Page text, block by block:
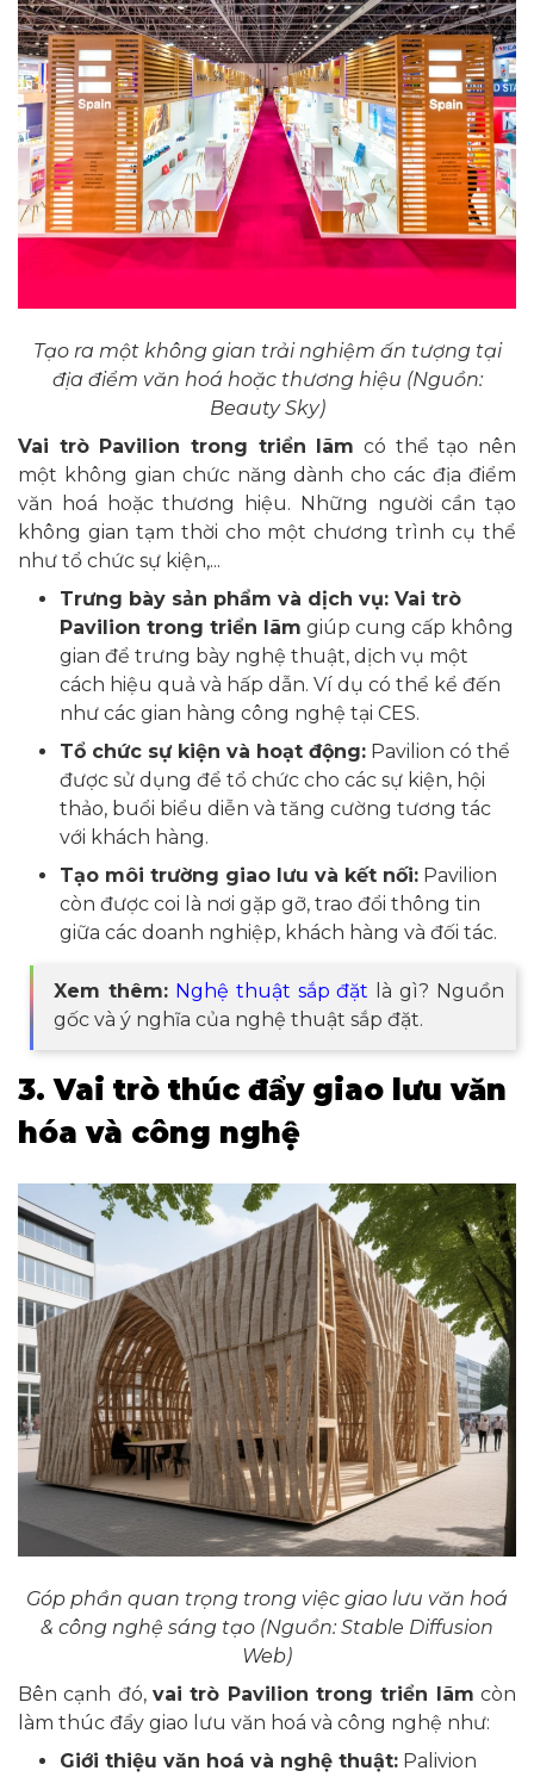
Tạo ra một không gian trải nghiệm ấn tượng tại
địa điểm văn hoá hoặc thương hiệu (Nguồn:
Beauty Sky)
Vai trò Pavilion trong triển lãm có thể tạo nên
một không gian chức năng dành cho các địa điểm
văn hoá hoặc thương hiệu. Những người cần tạo
không gian tạm thời cho một chương trình cụ thể
như tổ chức sự kiện,...
Trưng bày sản phẩm và dịch vụ: Vai trò
Pavilion trong triển lãm giúp cung cấp không
gian để trưng bày nghệ thuật, dịch vụ một
cách hiệu quả và hấp dẫn. Ví dụ có thể kể đến
như các gian hàng công nghệ tại CES.
Tổ chức sự kiện và hoạt động: Pavilion có thể
được sử dụng để tổ chức cho các sự kiện, hội
thảo, buổi biểu diễn và tăng cường tương tác
với khách hàng.
Tạo môi trường giao lưu và kết nối: Pavilion
còn được coi là nơi gặp gỡ, trao đổi thông tin
giữa các doanh nghiệp, khách hàng và đối tác.
Xem thêm: Nghệ thuật sắp đặt là gì? Nguồn
gốc và ý nghĩa của nghệ thuật sắp đặt.
3. Vai trò thúc đẩy giao lưu văn
hóa và công nghệ
Góp phần quan trọng trong việc giao lưu văn hoá
& công nghệ sáng tạo (Nguồn: Stable Diffusion
Web)
Bên cạnh đó, vai trò Pavilion trong triển lãm còn
làm thúc đẩy giao lưu văn hoá và công nghệ như:
Giới thiệu văn hoá và nghệ thuật: Palivion